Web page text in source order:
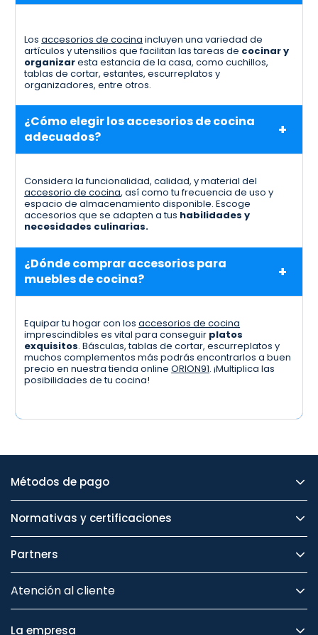
Losaccesorios de cocina incluyen una variedad de
artículos y utensilios que facilitan las tareas de cocinar y
organizaresta estancia de la casa, como cuchillos,
tablas de cortar, estantes, escurreplatos y
organizadores, entre otros.
¿Cómo elegir los accesorios de cocina
adecuados?
Considera la funcionalidad, calidad, y material del
accesorio de cocina, así como tu frecuencia de uso y
espacio de almacenamiento disponible. Escoge
accesorios que se adapten a tus habilidades y
necesidades culinarias.
¿Dónde comprar accesorios para
muebles de cocina?
Equipar tu hogar con losaccesorios de cocina
imprescindibles es vital para conseguir platos
exquisitos. Básculas, tablas de cortar, escurreplatos y
muchos complementos más podrás encontrarlos a buen
precio en nuestra tienda onlineORION91. ¡Multiplica las
posibilidades de tu cocina!
Métodos de pago
Normativas y certificaciones
Partners
Atención al cliente
La empresa